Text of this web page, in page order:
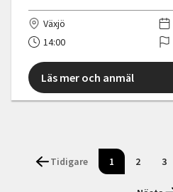
Växjö
14:00
Läs mer och anmäl
Tidigare 1 2 3